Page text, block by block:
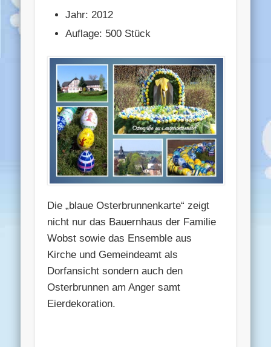
Jahr: 2012
Auflage: 500 Stück
Die „blaue Osterbrunnenkarte“ zeigt
nicht nur das Bauernhaus der Familie
Wobst sowie das Ensemble aus
Kirche und Gemeindeamt als
Dorfansicht sondern auch den
Osterbrunnen am Anger samt
Eierdekoration.